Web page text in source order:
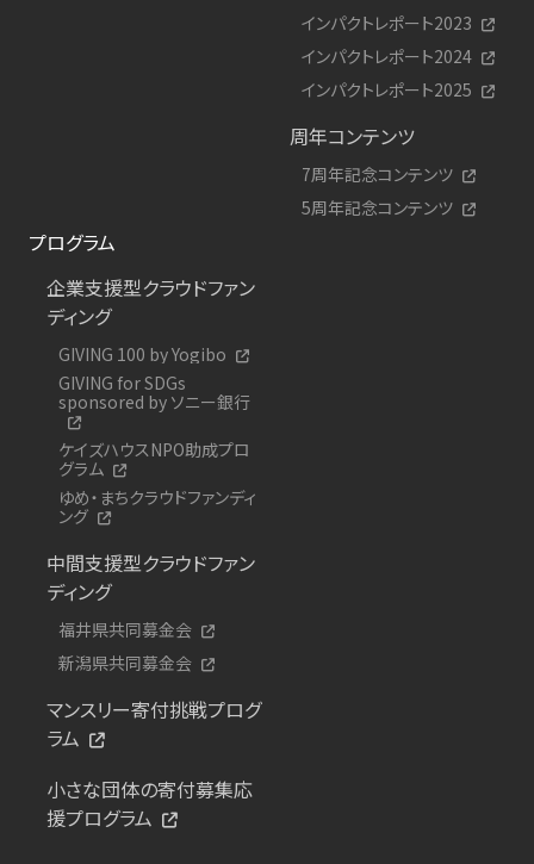
インパクトレポート2023
インパクトレポート2024
インパクトレポート2025
周年コンテンツ
7周年記念コンテンツ
5周年記念コンテンツ
プログラム
企業支援型クラウドファン
ディング
GIVING 100 by Yogibo
GIVING for SDGs
sponsored by ソニー銀行
ケイズハウスNPO助成プロ
グラム
ゆめ・まちクラウドファンディ
ング
中間支援型クラウドファン
ディング
福井県共同募金会
新潟県共同募金会
マンスリー寄付挑戦プログ
ラム
小さな団体の寄付募集応
援プログラム